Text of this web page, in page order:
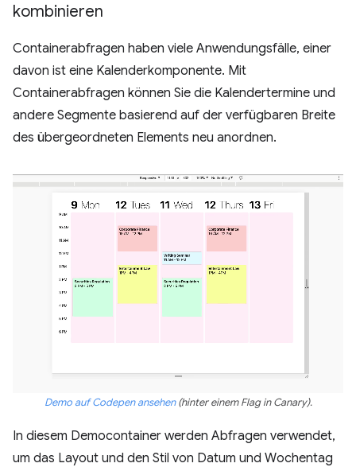
kombinieren
Containerabfragen haben viele Anwendungsfälle, einer
davon ist eine Kalenderkomponente. Mit
Containerabfragen können Sie die Kalendertermine und
andere Segmente basierend auf der verfügbaren Breite
des übergeordneten Elements neu anordnen.
Demo auf Codepen ansehen(hinter einem Flag in Canary).
In diesem Democontainer werden Abfragen verwendet,
um das Layout und den Stil von Datum und Wochentag